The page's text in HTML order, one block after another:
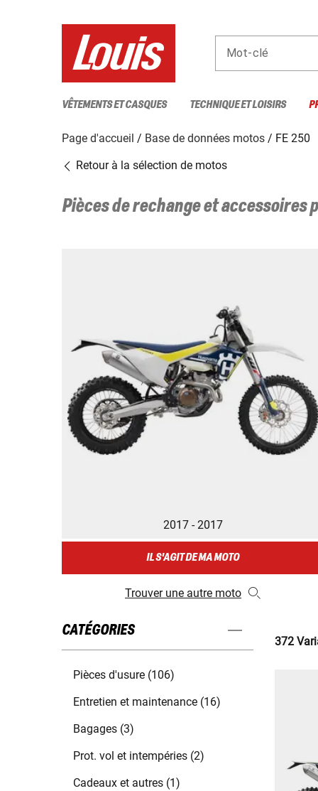
Mot-clé
VÊTEMENTS ET CASQUES TECHNIQUE ET LOISIRS
Page d'accueil Base de données motos
FE 250
Retour à la sélection de motos
Pièces de rechange et accessoires
2017 - 2017
IL S'AGIT DE MA MOTO
Trouver une autre moto
CATÉGORIES
Pièces d'usure (106)
Entretien et maintenance (16)
Bagages (3)
Prot. vol et intempéries (2)
Cadeaux et autres (1)
372